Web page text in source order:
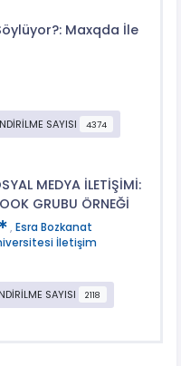
Maxqda İle
SAYISI 4374
MEDYA İLETİŞİMİ:
GRUBU ÖRNEĞİ
, Esra Bozkanat
İletişim
SAYISI 2118